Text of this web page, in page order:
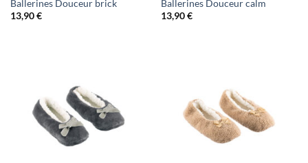
Ballerines Douceur brick
13,90€
Ballerines Douceur calm
13,90€